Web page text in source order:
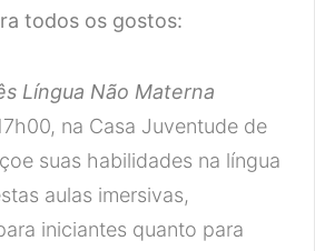
todos os gostos:
Língua Não Materna
na Casa Juventude de
suas habilidades na língua
aulas imersivas,
iniciantes quanto para